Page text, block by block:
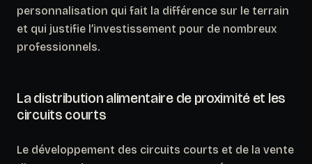
personnalisation qui fait la différence sur le terrain
et qui justifie l’investissement pour de nombreux
professionnels.
La distribution alimentaire de proximité et les
circuits courts
Le développement des circuits courts et de la vente